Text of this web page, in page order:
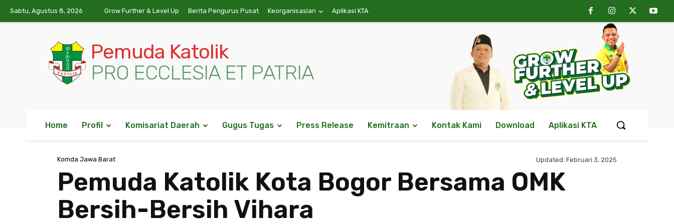
Sabtu, Agustus 8, 2026 Grow Further & Level Up Berita Pengurus Pusat Keorganisasian Aplikasi KTA
Pemuda Katolik
PRO ECCLESIA ET PATRIA
Home Profil Komisariat Daerah Gugus Tugas Press Release Kemitraan Kontak Kami Download Aplikasi KTA
Komda Jawa Barat Updated: Februari 3, 2025
Pemuda Katolik Kota Bogor Bersama OMK
Bersih-Bersih Vihara